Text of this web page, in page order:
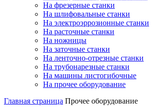
На фрезерные станки
На шлифовальные станки
На электроэррозионные станки
На расточные станки
На ножницы
На заточные станки
На ленточно-отрезные станки
На трубонарезные станки
На машины листогибочные
На прочее оборудование
Главная страница Прочее оборудование